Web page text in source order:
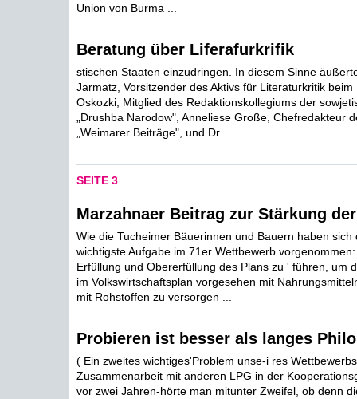
Union von Burma ...
Beratung über Liferafurkrifik
stischen Staaten einzudringen. In diesem Sinne
Jarmatz, Vorsitzender des Aktivs für Literaturkritik beim
Oskozki, Mitglied des Redaktionskollegiums der
„Drushba Narodow", Anneliese Große, Chefredakteur
„Weimarer Beiträge", und Dr ...
SEITE 3
Marzahnaer Beitrag zur Stärkung der
Wie die Tucheimer Bäuerinnen und Bauern haben sich
wichtigste Aufgabe im 71er Wettbewerb
Erfüllung und Obererfüllung des Plans zu ' führen, um
im Volkswirtschaftsplan vorgesehen mit
mit Rohstoffen zu versorgen ...
Probieren ist besser als langes
( Ein zweites wichtiges'Problem unse-i res
Zusammenarbeit mit anderen LPG in der
vor zwei Jahren-hörte man mitunter Zweifel, ob denn